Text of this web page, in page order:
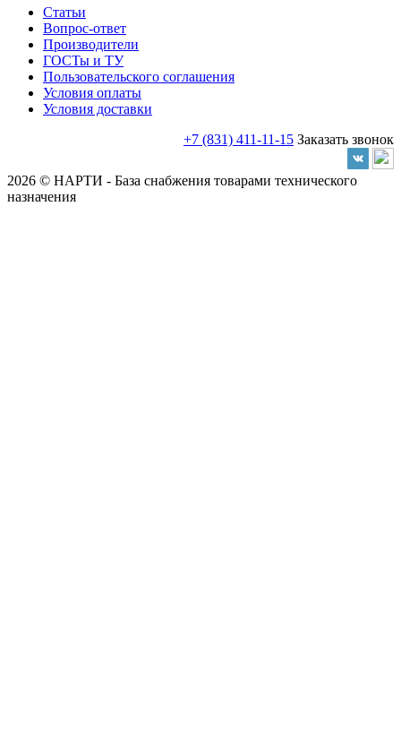
Статьи
Вопрос-ответ
Производители
ГОСТы и ТУ
Пользовательского соглашения
Условия оплаты
Условия доставки
+7 (831) 411-11-15 Заказать звонок
2026 © НАРТИ - База снабжения товарами технического
назначения